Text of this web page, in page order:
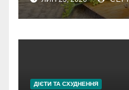
ДІЄТИ ТА СХУДНЕННЯ